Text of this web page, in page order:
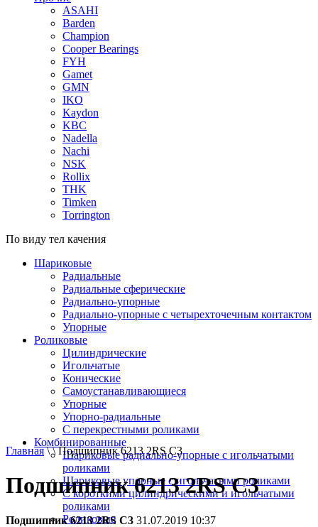
ASAHI
Barden
Champion
Cooper Bearings
FYH
Gamet
GMN
IKO
Kaydon
KBC
Nadella
Nachi
NSK
Rollix
THK
Timken
Torrington
По виду тел качения
Шариковые
Радиальные
Радиальные сферические
Радиально-упорные
Радиально-упорные с четырехточечным контактом
Упорные
Роликовые
Цилиндрические
Игольчатые
Конические
Самоустанавливающиеся
Упорные
Упорно-радиальные
C перекрестными роликами
Комбинированные
Шариковые радиально-упорные с игольчатыми
роликами
Шариковые упорные с игольчатыми роликами
С короткими цилиндрическими и игольчатыми
роликами
Роликовые
Главная\ \ Подшипник 6213 2RS C3
Подшипник 6213 2RS C3
Подшипник 6213 2RS C3 31.07.2019 10:37